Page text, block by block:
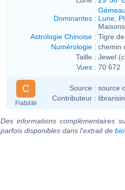
Dominantes : Lune
Maisons
Astrologie Chinoise : Tigre
Numérologie : chemin
Taille : Jewel
Vues : 70 672
C
Fiabilité
Source : source
Contributeur :
Des informations complémentaires
parfois disponibles dans l'extrait de